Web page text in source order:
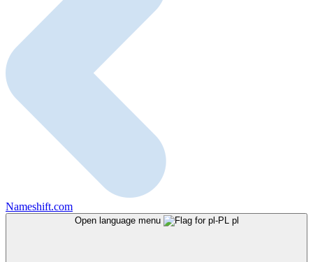
Nameshift.com
Open language menu pl